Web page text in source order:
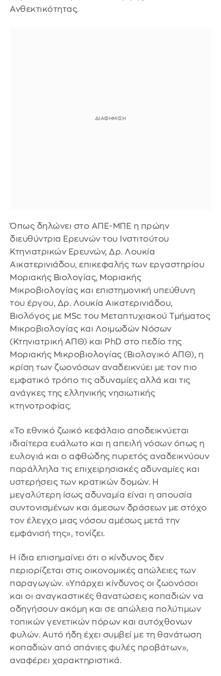
Ανθεκτικότητας.
Όπως δηλώνει στο ΑΠΕ-ΜΠΕ η πρώην
διευθύντρια Ερευνών του Ινστιτούτου
Κτηνιατρικών Ερευνών, Δρ. Λουκία
Αικατερινιάδου, επικεφαλής των εργαστηρίου
Μοριακής Βιολογίας, Μοριακής
Μικροβιολογίας και επιστημονική υπεύθυνη
του έργου, Δρ. Λουκία Αικατερινιάδου,
Βιολόγος με MSc του Μεταπτυχιακού Τμήματος
Μικροβιολογίας και Λοιμωδών Νόσων
(Κτηνιατρική ΑΠΘ) και PhD στο πεδίο της
Μοριακής Μικροβιολογίας (Βιολογικό ΑΠΘ), η
κρίση των ζωονόσων αναδεικνύει με τον πιο
εμφατικό τρόπο τις αδυναμίες αλλά και τις
ανάγκες της ελληνικής νησιωτικής
κτηνοτροφίας.
«Το εθνικό ζωικό κεφάλαιο αποδεικνύεται
ιδιαίτερα ευάλωτο και η απειλή νόσων όπως η
ευλογιά και ο αφθώδης πυρετός αναδεικνύουν
παράλληλα τις επιχειρησιακές αδυναμίες και
υστερήσεις των κρατικών δομών. Η
μεγαλύτερη ίσως αδυναμία είναι η απουσία
συντονισμένων και άμεσων δράσεων με στόχο
τον έλεγχο μιας νόσου αμέσως μετά την
εμφάνισή της», τονίζει.
Η ίδια επισημαίνει ότι ο κίνδυνος δεν
περιορίζεται στις οικονομικές απώλειες των
παραγωγών. «Υπάρχει κίνδυνος οι ζωονόσοι
και οι αναγκαστικές θανατώσεις κοπαδιών να
οδηγήσουν ακόμη και σε απώλεια πολύτιμων
τοπικών γενετικών πόρων και αυτόχθονων
φυλών. Αυτό ήδη έχει συμβεί με τη θανάτωση
κοπαδιών από σπάνιες φυλές προβάτων»,
αναφέρει χαρακτηριστικά.